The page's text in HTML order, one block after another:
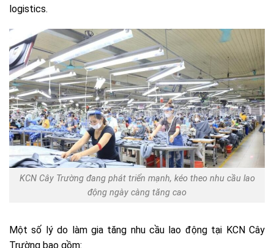
logistics.
KCN Cây Trường đang phát triển mạnh, kéo theo nhu cầu lao
động ngày càng tăng cao
Một số lý do làm gia tăng nhu cầu lao động tại KCN Cây
Trường bao gồm: